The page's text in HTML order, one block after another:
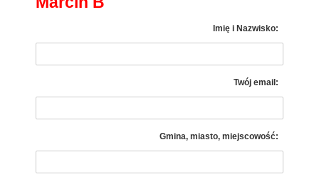
Imię i Nazwisko:
Twój email:
Gmina, miasto, miejscowość: